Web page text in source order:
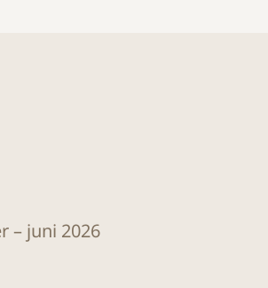
– juni 2026